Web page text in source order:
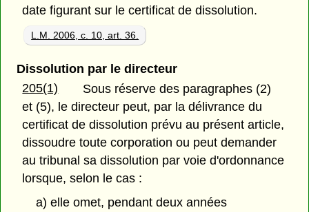
date figurant sur le certificat de dissolution.
L.M. 2006, c. 10, art. 36.
Dissolution par le directeur
205(1)
Sous réserve des paragraphes (2)
et (5), le directeur peut, par la délivrance du
certificat de dissolution prévu au présent article,
dissoudre toute corporation ou peut demander
au tribunal sa dissolution par voie d'ordonnance
lorsque, selon le cas :
a) elle omet, pendant deux années